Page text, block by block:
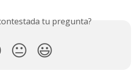
tu pregunta?
😐 😃